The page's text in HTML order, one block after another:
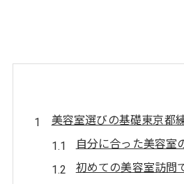
美容室選びの基礎東京都
自分に合った美容室
初めての美容室訪問